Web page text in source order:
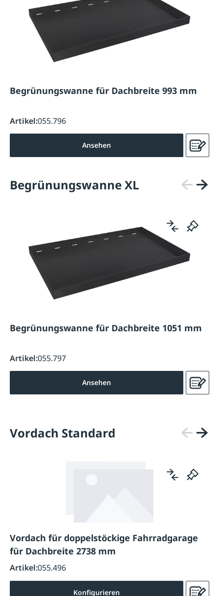
Begrünungswanne für Dachbreite 993 mm
Artikel:055.796
Ansehen
Begrünungswanne XL
Begrünungswanne für Dachbreite 1051 mm
Artikel:055.797
Ansehen
Vordach Standard
Vordach für doppelstöckige Fahrradgarage
für Dachbreite 2738 mm
Artikel:055.496
Konfigurieren